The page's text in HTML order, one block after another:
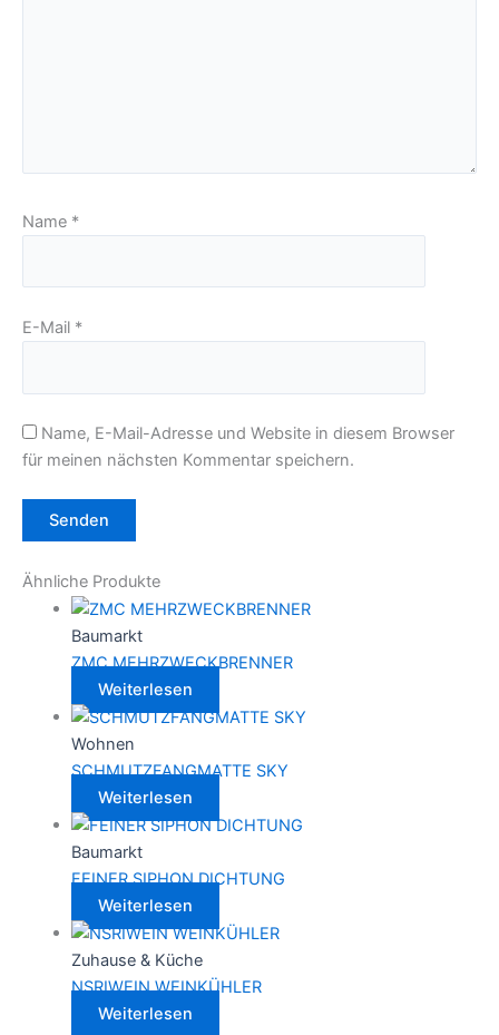
Name *
E-Mail *
Name, E-Mail-Adresse und Website in diesem Browser
für meinen nächsten Kommentar speichern.
Ähnliche Produkte
Baumarkt
ZMC MEHRZWECKBRENNER
Weiterlesen
Wohnen
SCHMUTZFANGMATTE SKY
Weiterlesen
Baumarkt
FEINER SIPHON DICHTUNG
Weiterlesen
Zuhause & Küche
NSRIWEIN WEINKÜHLER
Weiterlesen